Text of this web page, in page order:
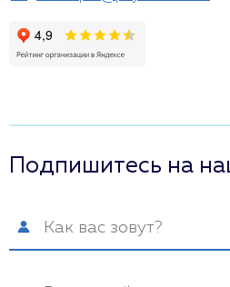
Подпишитесь на